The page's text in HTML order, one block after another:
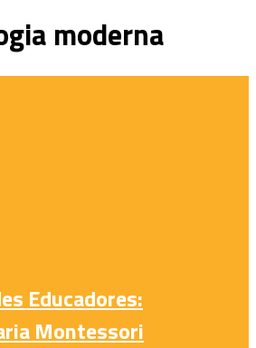
moderna
Educadores:
Montessori